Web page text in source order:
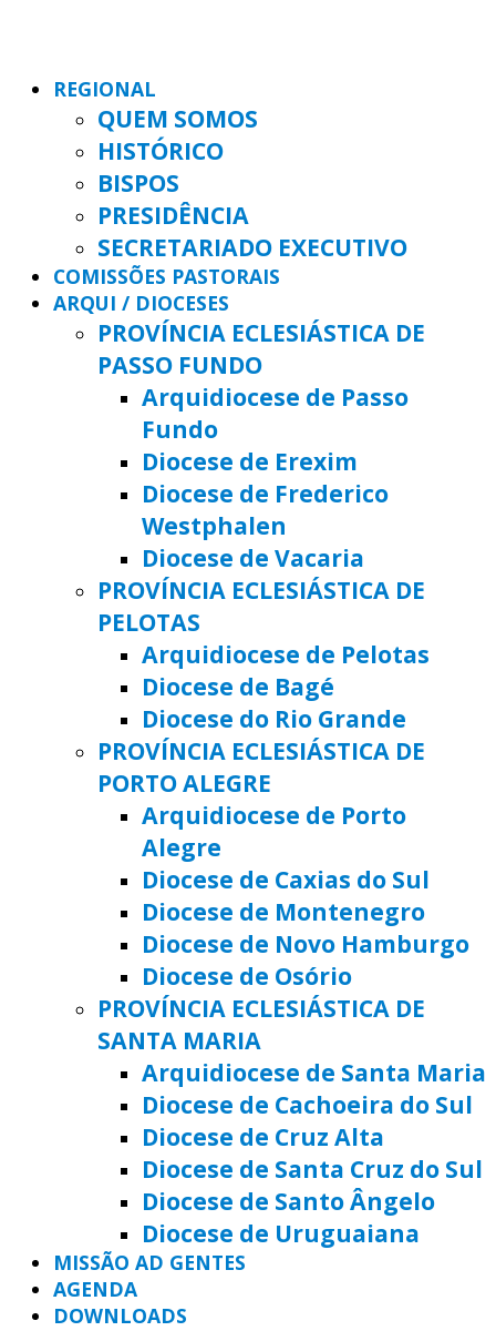
REGIONAL
QUEM SOMOS
HISTÓRICO
BISPOS
PRESIDÊNCIA
SECRETARIADO EXECUTIVO
COMISSÕES PASTORAIS
ARQUI / DIOCESES
PROVÍNCIA ECLESIÁSTICA DE
PASSO FUNDO
Arquidiocese de Passo
Fundo
Diocese de Erexim
Diocese de Frederico
Westphalen
Diocese de Vacaria
PROVÍNCIA ECLESIÁSTICA DE
PELOTAS
Arquidiocese de Pelotas
Diocese de Bagé
Diocese do Rio Grande
PROVÍNCIA ECLESIÁSTICA DE
PORTO ALEGRE
Arquidiocese de Porto
Alegre
Diocese de Caxias do Sul
Diocese de Montenegro
Diocese de Novo Hamburgo
Diocese de Osório
PROVÍNCIA ECLESIÁSTICA DE
SANTA MARIA
Arquidiocese de Santa Maria
Diocese de Cachoeira do Sul
Diocese de Cruz Alta
Diocese de Santa Cruz do Sul
Diocese de Santo Ângelo
Diocese de Uruguaiana
MISSÃO AD GENTES
AGENDA
DOWNLOADS